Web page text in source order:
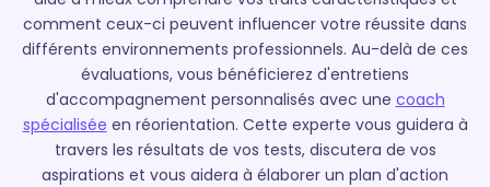
comment ceux-ci peuvent influencer votre réussite dans
différents environnements professionnels. Au-delà de ces
évaluations, vous bénéficierez d'entretiens
d'accompagnement personnalisés avec une coach
spécialisée en réorientation. Cette experte vous guidera à
travers les résultats de vos tests, discutera de vos
aspirations et vous aidera à élaborer un plan d'action